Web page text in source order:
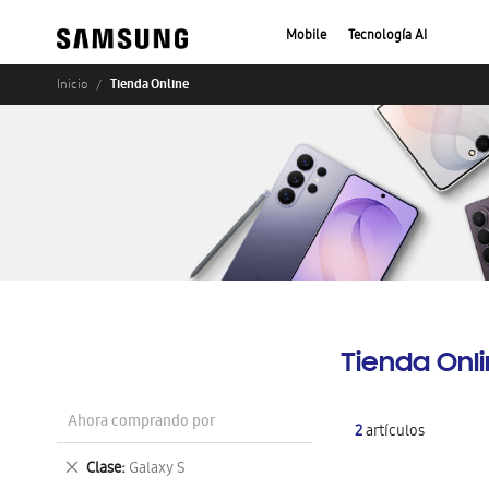
Mobile Tecnología AI
Inicio Tienda Online
Tienda
2artículos
Ahora comprando por
Clase Galaxy S
Eliminar